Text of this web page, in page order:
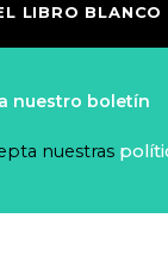
LIBRO BLANCO
nuestro boletín
nuestras